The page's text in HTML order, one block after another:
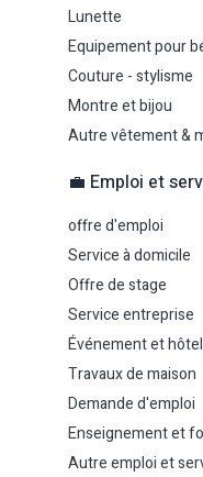
Lunette
Equipement pour
Couture - stylisme
Montre et bijou
Autre vêtement &
💼 Emploi et
offre d'emploi
Service à domicile
Offre de stage
Service entreprise
Événement et
Travaux de maison
Demande d'emploi
Enseignement et
Autre emploi et